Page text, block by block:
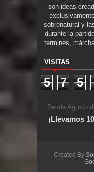
son ideas
sobrenatural y
durante la
termines,
VISITAS
5 7 5
Desde Agosto
¡Llevamos
Created By